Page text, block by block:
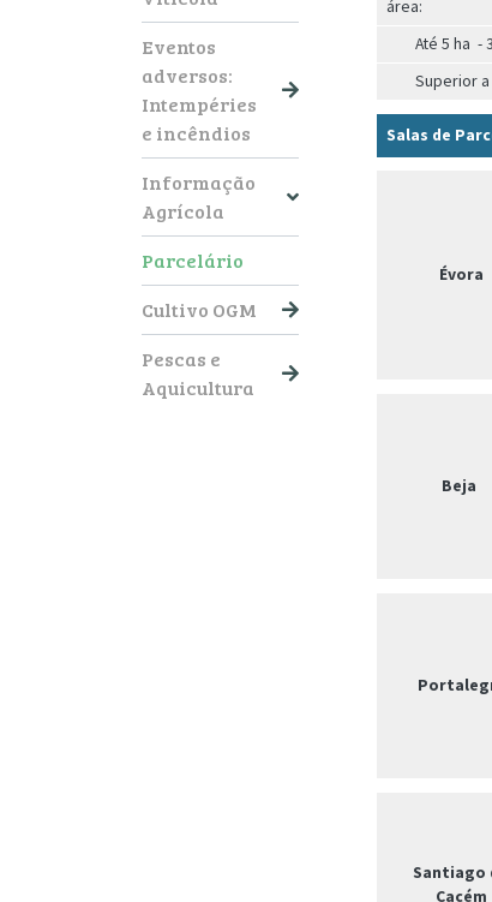
Eventos
adversos:
Intempéries
e incêndios
Informação
Agrícola
Parcelário
Cultivo OGM
Pescas e
Aquicultura
área:
Até 5 ha -
Superior a
Salas de
Évora
Beja
Santiago
Cacém